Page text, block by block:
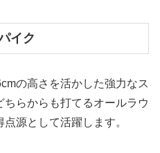
イク
の高さを活かした強力なス
らからも打てるオールラウ
源として活躍します。